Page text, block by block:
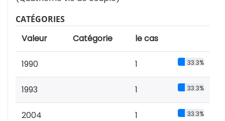
CATÉGORIES
Valeur Catégorie le cas
1990 1 33.3%
1993 1 33.3%
2004 1 33.3%